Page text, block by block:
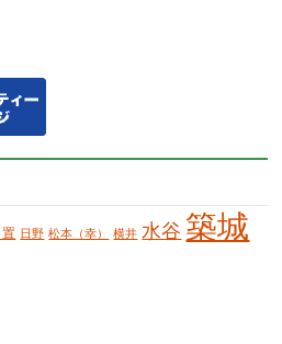
置 日野 松本（幸） 横井 水谷 築城